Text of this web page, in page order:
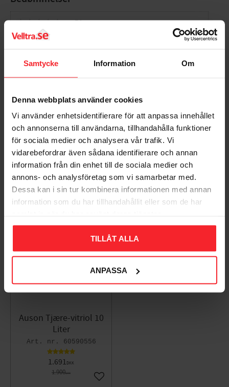
Samtycke Information Om
Denna webbplats använder cookies
Vi använder enhetsidentifierare för att anpassa innehållet
och annonserna till användarna, tillhandahålla funktioner
för sociala medier och analysera vår trafik. Vi
vidarebefordrar även sådana identifierare och annan
information från din enhet till de sociala medier och
annons- och analysföretag som vi samarbetar med.
Dessa kan i sin tur kombinera informationen med annan
information som du har tillhandahållit eller som de har
TILLÅT ALLA
ANPASSA
Dig
Bliv den første, der giver en bedømmelse.
Populära produkter
Auson Tjære-vitriol 10
Liter
60590556
1.691DKK
1.900DKK
Gem som favorit